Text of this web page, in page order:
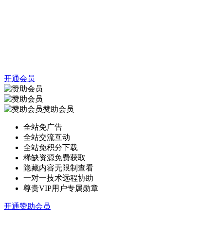
开通会员
赞助会员
全站免广告
全站交流互动
全站免积分下载
稀缺资源免费获取
隐藏内容无限制查看
一对一技术远程协助
尊贵VIP用户专属勋章
开通赞助会员